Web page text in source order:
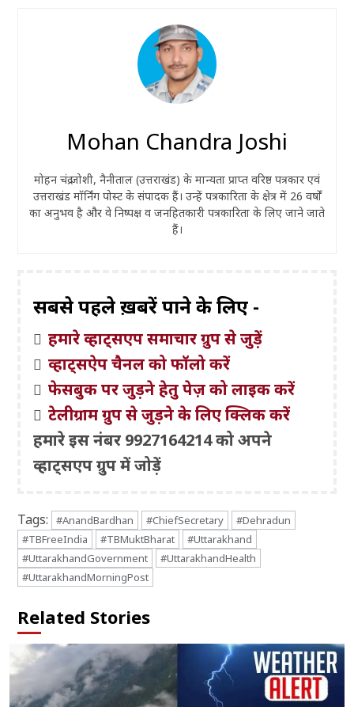
Mohan Chandra Joshi
मोहन चंद्र जोशी, नैनीताल (उत्तराखंड) के मान्यता प्राप्त वरिष्ठ पत्रकार एवं
उत्तराखंड मॉर्निंग पोस्ट के संपादक हैं। उन्हें पत्रकारिता के क्षेत्र में 26 वर्षों
का अनुभव है और वे निष्पक्ष व जनहितकारी पत्रकारिता के लिए जाने जाते
हैं।
सबसे पहले ख़बरें पाने के लिए -
हमारे व्हाट्सएप समाचार ग्रुप से जुड़ें
व्हाट्सऐप चैनल को फॉलो करें
फेसबुक पर जुड़ने हेतु पेज़ को लाइक करें
टेलीग्राम ग्रुप से जुड़ने के लिए क्लिक करें
हमारे इस नंबर 9927164214 को अपने
व्हाट्सएप ग्रुप में जोड़ें
Tags: #AnandBardhan #ChiefSecretary
#Dehradun
#TBFreeIndia
#TBMuktBharat
#Uttarakhand
#UttarakhandGovernment
#UttarakhandHealth
#UttarakhandMorningPost
Related Stories